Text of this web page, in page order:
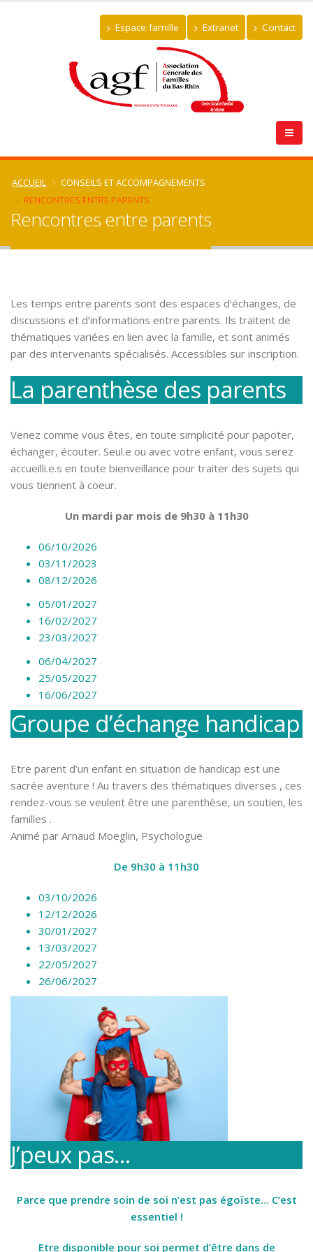
Espace famille Extranet Contact
ACCUEIL
CONSEILS ET ACCOMPAGNEMENTS
RENCONTRES ENTRE PARENTS
Rencontres entre parents
Les temps entre parents sont des espaces d’échanges, de
discussions et d’informations entre parents. Ils traitent de
thématiques variées en lien avec la famille, et sont animés
par des intervenants spécialisés. Accessibles sur inscription.
La parenthèse des parents
Venez comme vous êtes, en toute simplicité pour papoter,
échanger, écouter. Seul.e ou avec votre enfant, vous serez
accueilli.e.s en toute bienveillance pour traiter des sujets qui
vous tiennent à coeur.
Un mardi par mois de 9h30 à 11h30
06/10/2026
03/11/2023
08/12/2026
05/01/2027
16/02/2027
23/03/2027
06/04/2027
25/05/2027
16/06/2027
Groupe d’échange handicap
Etre parent d’un enfant en situation de handicap est une
sacrée aventure ! Au travers des thématiques diverses , ces
rendez-vous se veulent être une parenthèse, un soutien, les
familles .
Animé par Arnaud Moeglin, Psychologue
De 9h30 à 11h30
03/10/2026
12/12/2026
30/01/2027
13/03/2027
22/05/2027
26/06/2027
J’peux pas…
Parce que prendre soin de soi n’est pas égoïste… C’est
essentiel !
Etre disponible pour soi permet d’être dans de